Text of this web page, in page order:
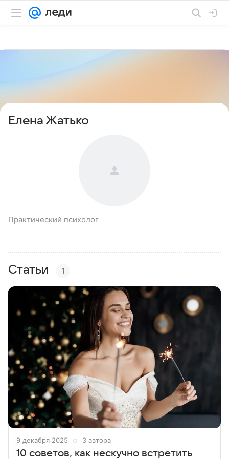
Елена Жатько
Практический психолог
Статьи 1
9 декабря 2025 3 автора
10 советов, как нескучно встретить